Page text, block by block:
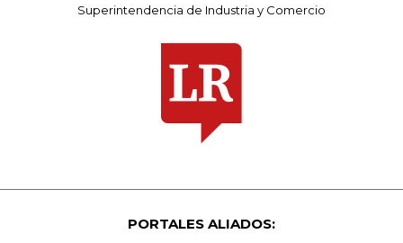
Superintendencia de Industria y Comercio
PORTALES ALIADOS: